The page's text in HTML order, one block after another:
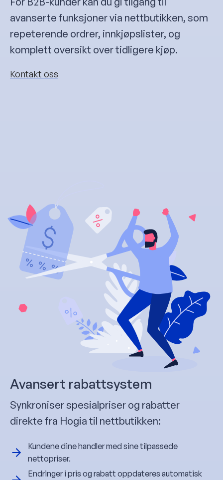
avanserte funksjoner via nettbutikken, som
repeterende ordrer, innkjøpslister, og
komplett oversikt over tidligere kjøp.
Kontakt oss
Avansert rabattsystem
Synkroniser spesialpriser og rabatter
direkte fra Hogia til nettbutikken:
Kundene dine handler med sine tilpassede
nettopriser.
Endringer i pris og rabatt oppdateres automatisk